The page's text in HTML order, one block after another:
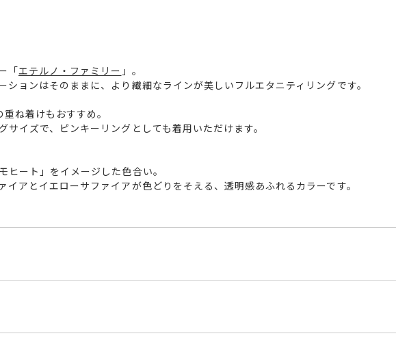
「エテルノ・ファミリー 」。
ョンはそのままに、より繊細なラインが美しいフルエタニティリングです。
ね着けもおすすめ。
イズで、ピンキーリングとしても着用いただけます。
ート」をイメージした色合い。
アとイエローサファイアが色どりをそえる、透明感あふれるカラーです。
ド
にて発送いたします。